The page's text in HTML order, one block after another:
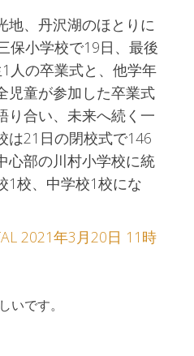
地、丹沢湖のほとりに
保小学校で19日、最後
人の卒業式と、他学年
児童が参加した卒業式
り合い、未来へ続く一
は21日の閉校式で146
心部の川村小学校に統
1校、中学校1校にな
2021年3月20日 11時
いです。